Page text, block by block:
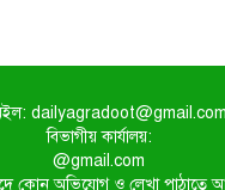
dailyagradoot@gmail.com
বিভাগীয় কার্যালয়:
@gmail.com
কোন অভিযোগ ও লেখা পাঠাতে